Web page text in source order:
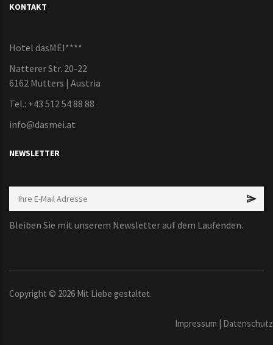
KONTAKT
Hotel dasMEI****
Natterer Str. 20-22
6162 Mutters | Austria
Tel.: +43 512 54 88 88
info@dasmei.at
NEWSLETTER
Bleiben Sie mit unserem Newsletter auf dem Laufenden.
Copyright © 2026 Mit Liebe gestaltet.
Impressum | Datenschutz